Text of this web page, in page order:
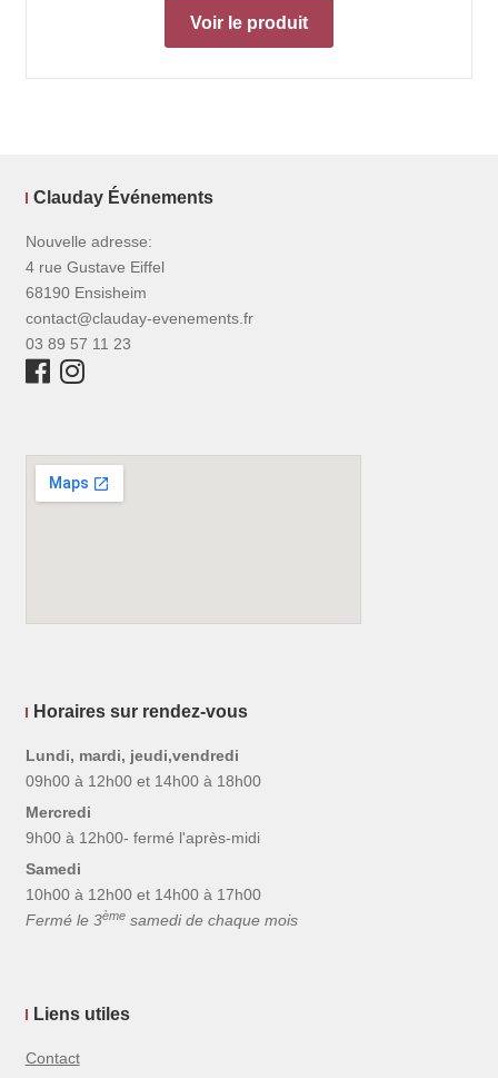
Voir le produit
Clauday Événements
Nouvelle adresse:
4 rue Gustave Eiffel
68190 Ensisheim
contact@clauday-evenements.fr
03 89 57 11 23
Horaires sur rendez-vous
Lundi, mardi, jeudi,vendredi
09h00 à 12h00 et 14h00 à 18h00
Mercredi
9h00 à 12h00- fermé l'après-midi
Samedi
10h00 à 12h00 et 14h00 à 17h00
Fermé le 3èmesamedi de chaque mois
Liens utiles
Contact